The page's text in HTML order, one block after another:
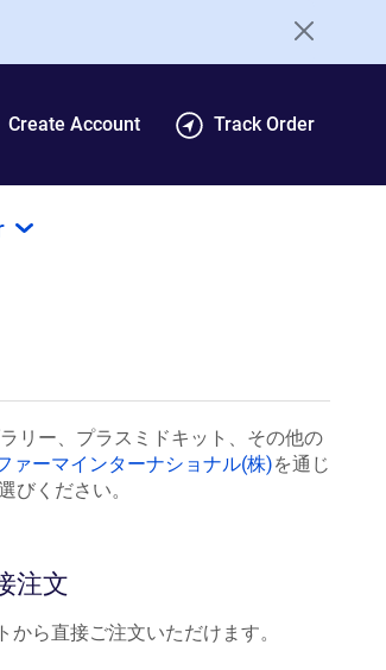
Create Account Track Order
リー、プラスミドキット、その他の
ァーマインターナショナル(株)を通じ
びください。
注文
ら直接ご注文いただけます。